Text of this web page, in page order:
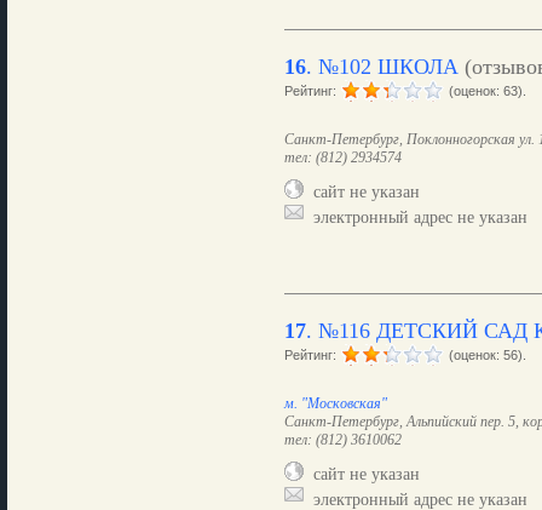
16. №102 ШКОЛА
Рейтинг: (оценок: 63).
Санкт-Петербург, Поклонногорская ул.
тел: (812) 2934574
сайт не указан
электронный адрес не указан
17. №116 ДЕТСКИЙ
Рейтинг: (оценок: 56).
м. "Московская"
Санкт-Петербург, Альпийский пер. 5,
тел: (812) 3610062
сайт не указан
электронный адрес не указан